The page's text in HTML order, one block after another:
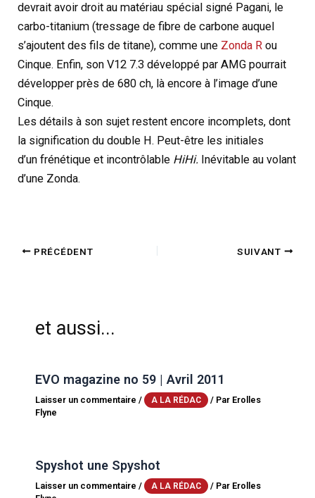
devrait avoir droit au matériau spécial signé Pagani, le
carbo-titanium (tressage de fibre de carbone auquel
s’ajoutent des fils de titane), comme une Zonda R ou
Cinque. Enfin, son V12 7.3 développé par AMG pourrait
développer près de 680 ch, là encore à l’image d’une
Cinque.
Les détails à son sujet restent encore incomplets, dont
la signification du double H. Peut-être les initiales
d’un frénétique et incontrôlable HiHi. Inévitable au volant
d’une Zonda.
PRÉCÉDENT SUIVANT
et aussi...
EVO magazine no 59 | Avril 2011
Laisser un commentaire / A LA RÉDAC / Par Erolles
Flyne
Spyshot une Spyshot
Laisser un commentaire / A LA RÉDAC / Par Erolles